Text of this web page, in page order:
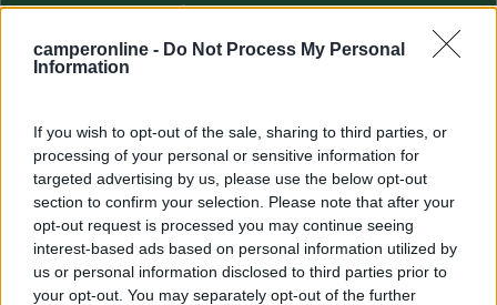
camperonline - Do Not Process My Personal
Information
If you wish to opt-out of the sale, sharing to third parties, or
processing of your personal or sensitive information for
targeted advertising by us, please use the below opt-out
section to confirm your selection. Please note that after your
opt-out request is processed you may continue seeing
interest-based ads based on personal information utilized by
us or personal information disclosed to third parties prior to
your opt-out. You may separately opt-out of the further
7,4 18
Servizi / Posizione
A circa 800 metri dal centro abitato, la struttura ricett...
Porto Cesareo (LE) - 21.3km
Via Torre Lapillo Torre Columena, Km 0,7